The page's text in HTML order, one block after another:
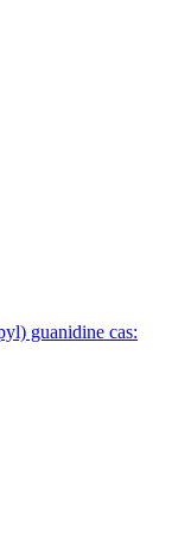
guanidine cas: